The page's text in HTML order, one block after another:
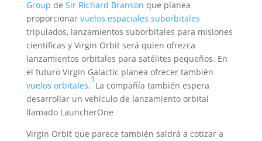
Group de Sir Richard Branson que planea
proporcionar vuelos espaciales suborbitales
tripulados, lanzamientos suborbitales para misiones
científicas y Virgin Orbit será quien ofrezca
lanzamientos orbitales para satélites pequeños. En
el futuro Virgin Galactic planea ofrecer también
vuelos orbitales.
1
​La compañía también espera
desarrollar un vehículo de lanzamiento orbital
llamado LauncherOne
Virgin Orbit que parece también saldrá a cotizar a